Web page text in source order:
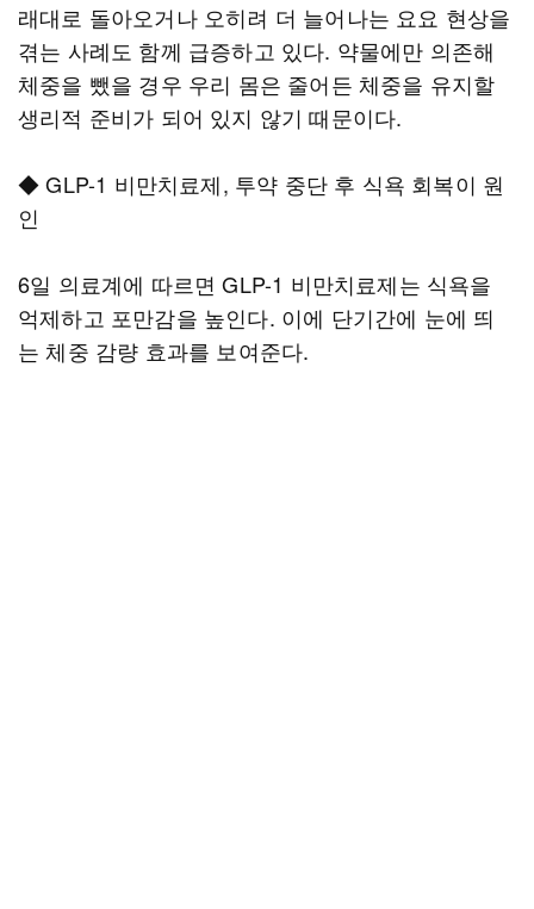
래대로 돌아오거나 오히려 더 늘어나는 요요 현상을
겪는 사례도 함께 급증하고 있다. 약물에만 의존해
체중을 뺐을 경우 우리 몸은 줄어든 체중을 유지할
생리적 준비가 되어 있지 않기 때문이다.
◆ GLP-1 비만치료제, 투약 중단 후 식욕 회복이 원
인
6일 의료계에 따르면 GLP-1 비만치료제는 식욕을
억제하고 포만감을 높인다. 이에 단기간에 눈에 띄
는 체중 감량 효과를 보여준다.